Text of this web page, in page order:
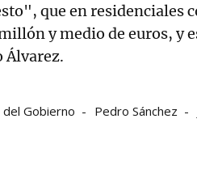
que en residenciales
y medio de euros, y
Álvarez.
Gobierno Pedro Sánchez